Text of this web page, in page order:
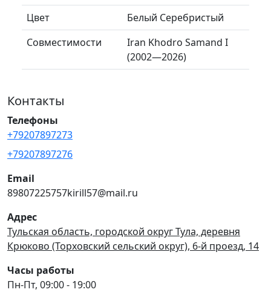
Цвет
Белый Серебристый
Совместимости
Iran Khodro Samand I
(2002—2026)
Контакты
Телефоны
+79207897273
+79207897276
Email
89807225757kirill57@mail.ru
Адрес
Тульская область, городской округ Тула, деревня
Крюково (Торховский сельский округ), 6-й проезд, 14
Часы работы
Пн-Пт, 09:00 - 19:00